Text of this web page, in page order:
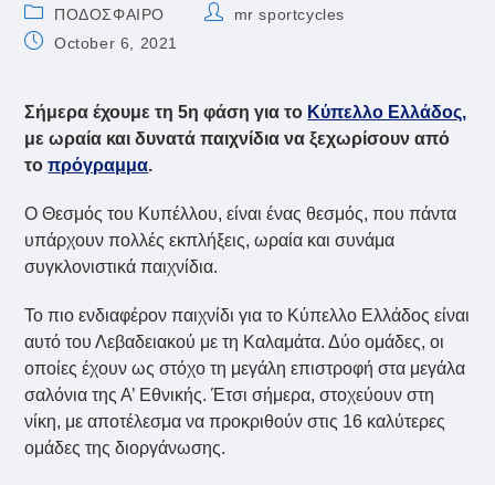
Post
category:
ΠΟΔΟΣΦΑΙΡΟ
Postmr sportcycles
PostOctober 6, 2021
Σήμερα έχουμε τη 5η φάση για το Κύπελλο Ελλάδος,
με ωραία και δυνατά παιχνίδια να ξεχωρίσουν από
τοπρόγραμμα.
Ο Θεσμός του Κυπέλλου, είναι ένας θεσμός, που πάντα
υπάρχουν πολλές εκπλήξεις, ωραία και συνάμα
συγκλονιστικά παιχνίδια.
Το πιο ενδιαφέρον παιχνίδι για το Κύπελλο Ελλάδος είναι
αυτό του Λεβαδειακού με τη Καλαμάτα. Δύο ομάδες, οι
οποίες έχουν ως στόχο τη μεγάλη επιστροφή στα μεγάλα
σαλόνια της Α’ Εθνικής. Έτσι σήμερα, στοχεύουν στη
νίκη, με αποτέλεσμα να προκριθούν στις 16 καλύτερες
ομάδες της διοργάνωσης.